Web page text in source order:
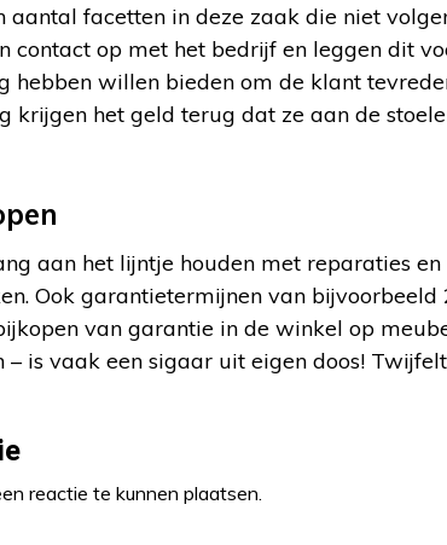
aantal facetten in deze zaak die niet
contact op met het bedrijf en leggen dit
hebben willen bieden om de klant
krijgen het geld terug dat ze aan de
aan het lijntje houden met reparaties
Ook garantietermijnen van
van garantie in de winkel op
is vaak een sigaar uit eigen doos!
reactie te kunnen plaatsen.